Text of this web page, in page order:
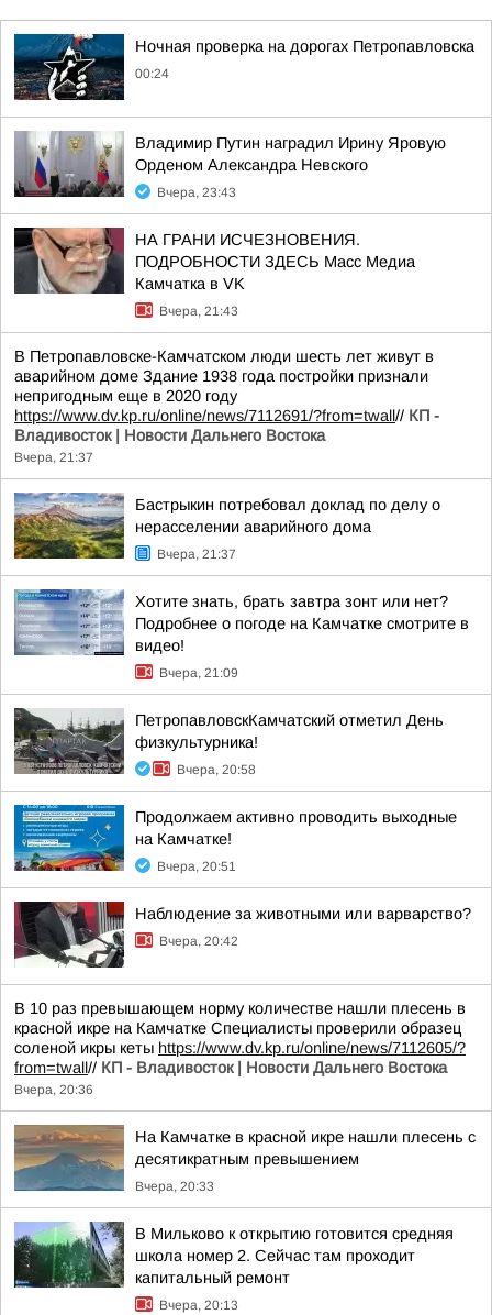
Ночная проверка на дорогах Петропавловска
00:24
Владимир Путин наградил Ирину Яровую
Орденом Александра Невского
Вчера, 23:43
НА ГРАНИ ИСЧЕЗНОВЕНИЯ.
ПОДРОБНОСТИ ЗДЕСЬ Масс Медиа
Камчатка в VK
Вчера, 21:43
В Петропавловске-Камчатском люди шесть лет живут в
аварийном доме Здание 1938 года постройки признали
непригодным еще в 2020 году
https://www.dv.kp.ru/online/news/7112691/?from=twall// КП -
Владивосток | Новости Дальнего Востока
Вчера, 21:37
Бастрыкин потребовал доклад по делу о
нерасселении аварийного дома
Вчера, 21:37
Хотите знать, брать завтра зонт или нет?
Подробнее о погоде на Камчатке смотрите в
видео!
Вчера, 21:09
ПетропавловскКамчатский отметил День
физкультурника!
Вчера, 20:58
Продолжаем активно проводить выходные
на Камчатке!
Вчера, 20:51
Наблюдение за животными или варварство?
Вчера, 20:42
В 10 раз превышающем норму количестве нашли плесень в
красной икре на Камчатке Специалисты проверили образец
соленой икры кеты https://www.dv.kp.ru/online/news/7112605/?
from=twall// КП - Владивосток | Новости Дальнего Востока
Вчера, 20:36
На Камчатке в красной икре нашли плесень с
десятикратным превышением
Вчера, 20:33
В Мильково к открытию готовится средняя
школа номер 2. Сейчас там проходит
капитальный ремонт
Вчера, 20:13